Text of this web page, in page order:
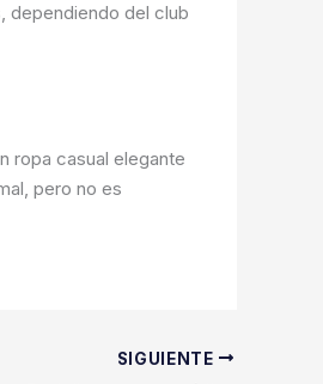
dependiendo del club
ropa casual elegante
pero no es
SIGUIENTE